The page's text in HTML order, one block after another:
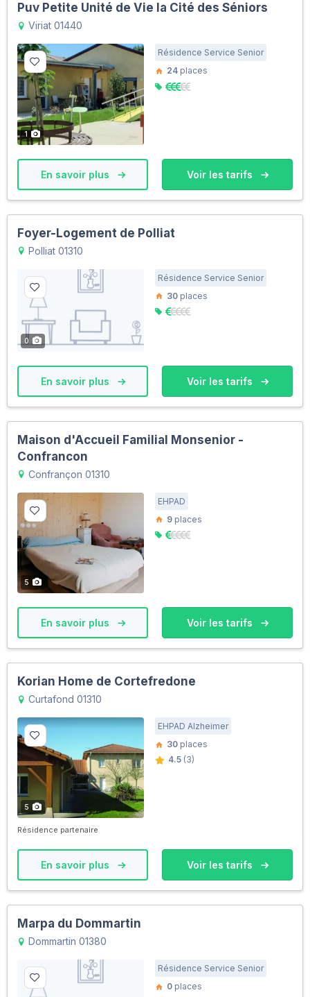
Puv Petite Unité de Vie la Cité des Séniors
Viriat 01440
1
Résidence Service Senior
24 places
En savoir plus Voir les tarifs
Foyer-Logement de Polliat
Polliat 01310
0
Résidence Service Senior
30 places
En savoir plus Voir les tarifs
Maison d'Accueil Familial Monsenior -
Confrancon
Confrançon 01310
5
EHPAD
9 places
En savoir plus Voir les tarifs
Korian Home de Cortefredone
Curtafond 01310
5
EHPAD Alzheimer
30 places
4.5 (3)
Résidence partenaire
En savoir plus Voir les tarifs
Marpa du Dommartin
Dommartin 01380
Résidence Service Senior
0 places